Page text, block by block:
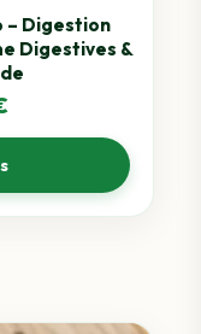
– Digestion
Digestives &
Plage
de
prix :